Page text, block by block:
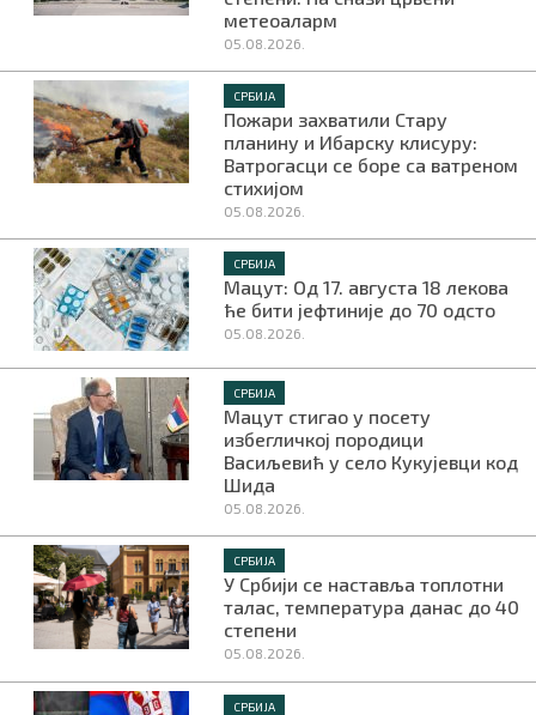
метеоаларм
05.08.2026.
СРБИЈА
Пожари захватили Стару
планину и Ибарску клисуру:
Ватрогасци се боре са ватреном
стихијом
05.08.2026.
СРБИЈА
Мацут: Од 17. августа 18 лекова
ће бити јефтиније до 70 одсто
05.08.2026.
СРБИЈА
Мацут стигао у посету
избегличкој породици
Васиљевић у село Кукујевци код
Шида
05.08.2026.
СРБИЈА
У Србији се наставља топлотни
талас, температура данас до 40
степени
05.08.2026.
СРБИЈА